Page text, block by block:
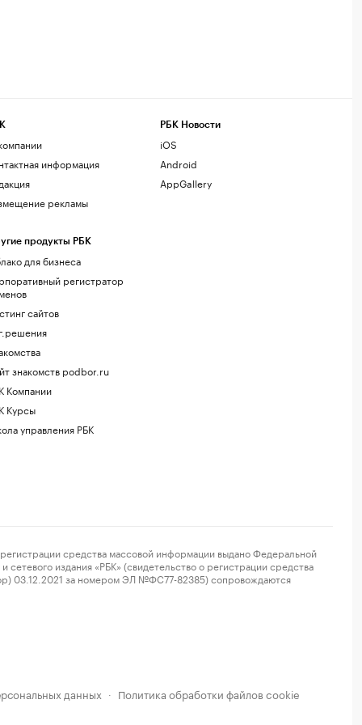
информация
рекламы
продукты РБК
для бизнеса
регистратор
сайтов
знакомств podbor.ru
Компании
Курсы
управления РБК
РБК Новости
iOS
Android
AppGallery
средства массовой информации выдано Федеральной
издания «РБК» (свидетельство о регистрации средства
03.12.2021 за номером ЭЛ №ФС77-82385) сопровождаются
данных · Политика обработки файлов cookie